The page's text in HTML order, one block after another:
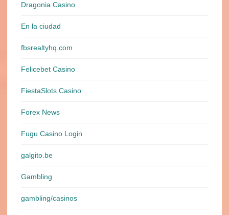
Dragonia Casino
En la ciudad
fbsrealtyhq.com
Felicebet Casino
FiestaSlots Casino
Forex News
Fugu Casino Login
galgito.be
Gambling
gambling/casinos